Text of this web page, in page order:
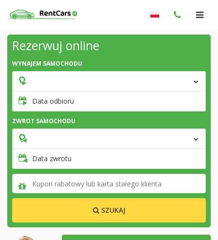
Rezerwuj online
WYNAJEM SAMOCHODU
Data odbioru
ZWROT SAMOCHODU
Data zwrotu
SZUKAJ